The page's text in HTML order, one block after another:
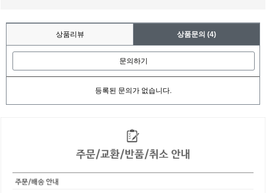
상품리뷰 상품문의 (4)
문의하기
등록된 문의가 없습니다.